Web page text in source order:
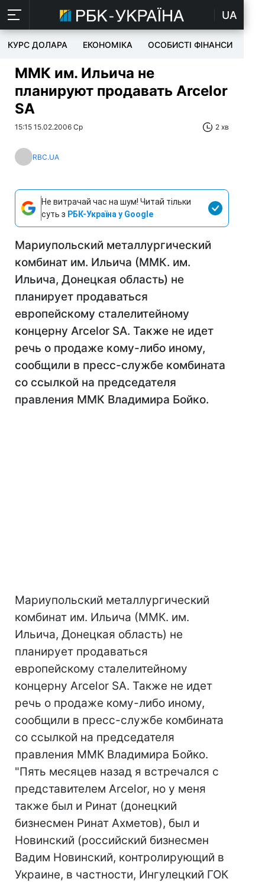
UA
КУРС ДОЛАРА ЕКОНОМІКА ОСОБИСТІ ФІНАНСИ
ММК им. Ильича не
планируют продавать Arcelor
SA
15:15 15.02.2006 Ср 2 хв
RBC.UA
Не витрачай час на шум! Читай тільки
суть з РБК-Україна у Google
Мариупольский металлургический
комбинат им. Ильича (ММК. им.
Ильича, Донецкая область) не
планирует продаваться
европейскому сталелитейному
концерну Arcelor SA. Также не идет
речь о продаже кому-либо иному,
сообщили в пресс-службе комбината
со ссылкой на председателя
правления ММК Владимира Бойко.
Мариупольский металлургический
комбинат им. Ильича (ММК. им.
Ильича, Донецкая область) не
планирует продаваться
европейскому сталелитейному
концерну Arcelor SA. Также не идет
речь о продаже кому-либо иному,
сообщили в пресс-службе комбината
со ссылкой на председателя
правления ММК Владимира Бойко.
"Пять месяцев назад я встречался с
представителем Arcelor, но у меня
также был и Ринат (донецкий
бизнесмен Ринат Ахметов), был и
Новинский (российский бизнесмен
Вадим Новинский, контролирующий в
Украине, в частности, Ингулецкий ГОК